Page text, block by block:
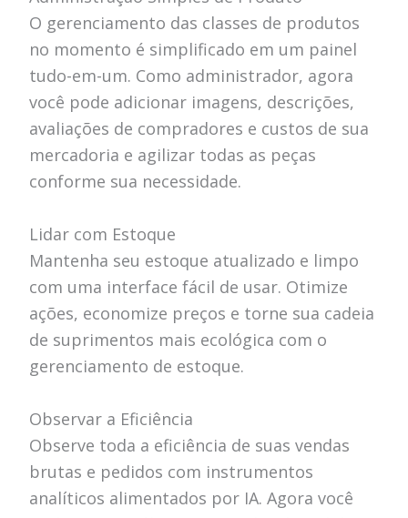
O gerenciamento das classes de produtos
no momento é simplificado em um painel
tudo-em-um. Como administrador, agora
você pode adicionar imagens, descrições,
avaliações de compradores e custos de sua
mercadoria e agilizar todas as peças
conforme sua necessidade.
Lidar com Estoque
Mantenha seu estoque atualizado e limpo
com uma interface fácil de usar. Otimize
ações, economize preços e torne sua cadeia
de suprimentos mais ecológica com o
gerenciamento de estoque.
Observar a Eficiência
Observe toda a eficiência de suas vendas
brutas e pedidos com instrumentos
analíticos alimentados por IA. Agora você